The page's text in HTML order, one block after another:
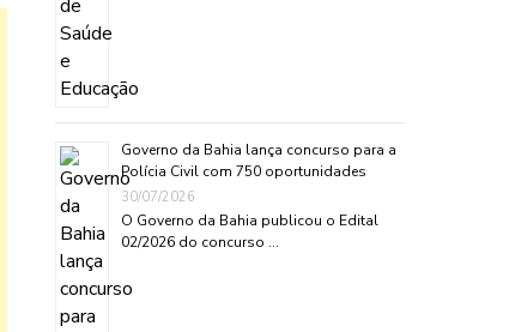
Governo da Bahia lança concurso para a
Polícia Civil com 750 oportunidades
30/07/2026
O Governo da Bahia publicou o Edital
02/2026 do concurso …